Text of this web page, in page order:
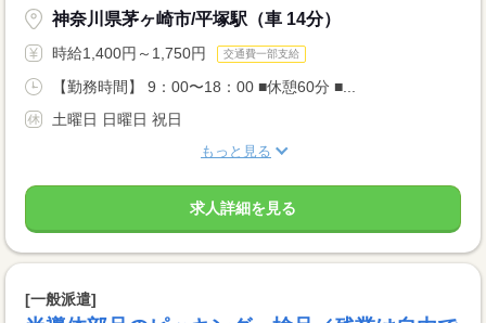
神奈川県茅ヶ崎市/平塚駅（車 14分）
時給1,400円～1,750円 交通費一部支給
【勤務時間】 9：00〜18：00 ■休憩60分 ■...
土曜日 日曜日 祝日
もっと見る
求人詳細を見る
[一般派遣]